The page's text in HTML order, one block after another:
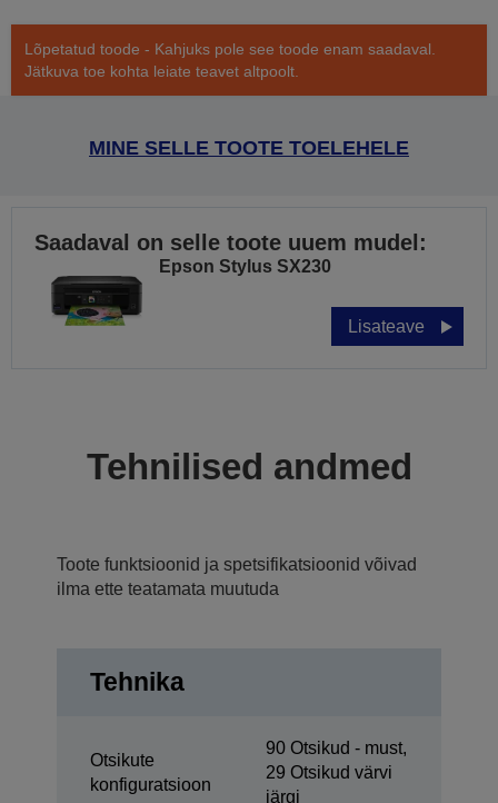
Lõpetatud toode - Kahjuks pole see toode enam saadaval.
Jätkuva toe kohta leiate teavet altpoolt.
MINE SELLE TOOTE TOELEHELE
Saadaval on selle toote uuem mudel:
Epson Stylus SX230
Lisateave
Tehnilised andmed
Toote funktsioonid ja spetsifikatsioonid võivad
ilma ette teatamata muutuda
Tehnika
Otsikute
konfiguratsioon
90 Otsikud - must,
29 Otsikud värvi
järgi